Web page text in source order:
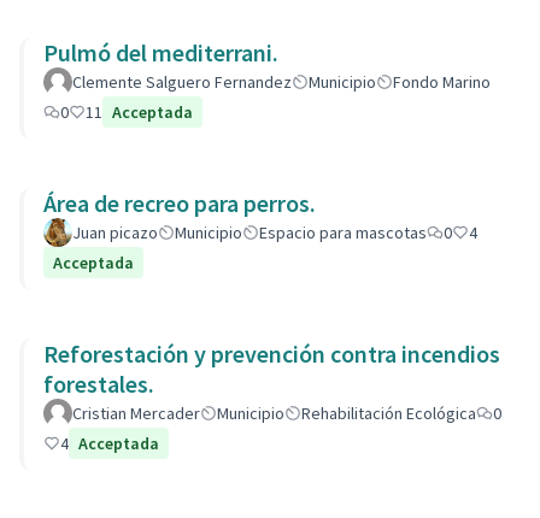
Pulmó del mediterrani.
Clemente Salguero Fernandez Municipio
Fondo Marino
0
11 Acceptada
Área de recreo para perros.
Juan picazo Municipio Espacio para mascotas 0
4
Acceptada
Reforestación y prevención contra incendios
forestales.
Cristian Mercader Municipio Rehabilitación Ecológica
0
4 Acceptada